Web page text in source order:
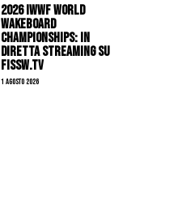
2026 IWWF WORLD
WAKEBOARD
CHAMPIONSHIPS: IN
DIRETTA STREAMING SU
FISSW.TV
1 Agosto 2026